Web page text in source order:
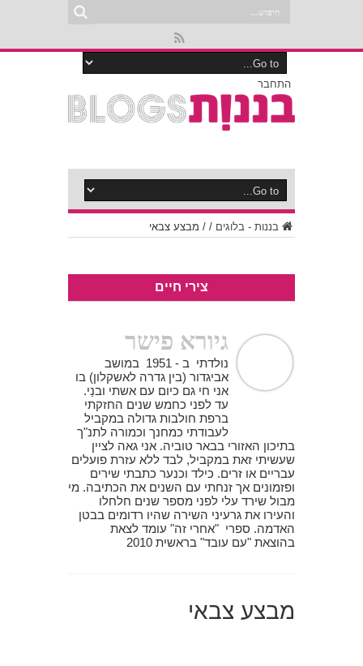
התחבר
בננות - בלוגים /
/ מבצע צבאי
צירי חיים
גיורא פישר
נולדתי ב - 1951 במושב
אביגדור (בין גדרה לאשקלון) בו
אני חי גם כיום עם אשתי ובנַי.
עד לפני כחמש שנים החזקתי
ברפת חולבות גדולה במקביל
לעבודתי כמחנך וכמורה לתנ"ך
בתיכון האזורי בבאר טוביה. אני גאה לציין
שעשיתי זאת במקביל, לבד ללא עזרת פועלים
עבריים או זרים. כילד וכנער כתבתי שירים
ופזמונים אך זנחתי עם השנים את הכתיבה. מי
מבול שירד עלי לפני מספר שנים חלחלו
והעירו את גרעיני השירה שהיו רדומים בבטן
האדמה. ספרי "אחרי זה" עומד לצאת
בהוצאת "עם עובד" בראשית 2010
מבצע צבאי